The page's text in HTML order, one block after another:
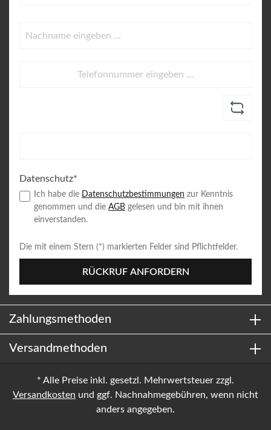
Datenschutz*
Ich habe die Datenschutzbestimmungen zur Kenntnis
genommen und die AGB gelesen und bin mit ihnen
einverstanden.
Die mit einem Stern (*) markierten Felder sind Pflichtfelder.
RÜCKRUF ANFORDERN
Zahlungsmethoden
Versandmethoden
* Alle Preise inkl. gesetzl. Mehrwertsteuer zzgl.
Versandkosten und ggf. Nachnahmegebühren, wenn nicht
anders angegeben.